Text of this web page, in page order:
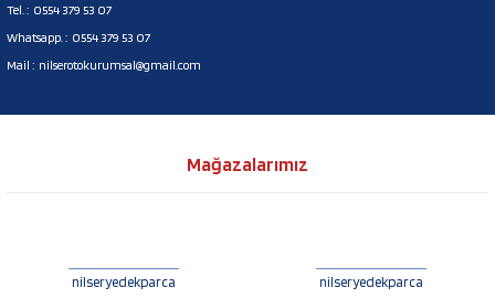
Tel. : 0554 379 53 07
Whatsapp. : 0554 379 53 07
Mail : nilserotokurumsal@gmail.com
Mağazalarımız
nilseryedekparca nilseryedekparca